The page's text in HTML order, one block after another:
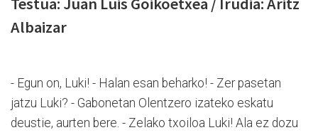
Albaizar
- Egun on, Luki! - Halan esan beharko! - Zer pasetan
jatzu Luki? - Gabonetan Olentzero izateko eskatu
deustie, aurten bere. - Zelako txoiloa Luki! Ala ez dozu